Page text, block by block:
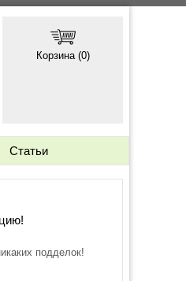
Корзина (0)
Статьи
подделок!